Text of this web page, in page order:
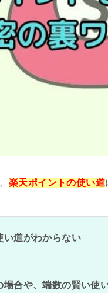
楽天ポイントの使い道
い道がわからない
合や、端数の賢い使